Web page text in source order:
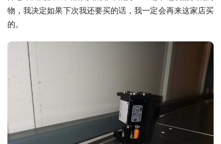
物，我决定如果下次我还要买的话，我一定会再来这家店买
的。